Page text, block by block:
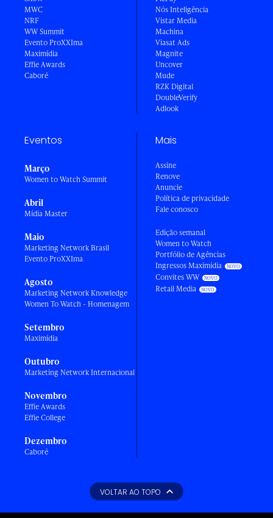
MWC
NRF
WW Summit
Evento ProXXIma
Maximídia
Effie Awards
Caboré
Nós Inteligência
Vistar Media
Machina
Viasat Ads
Magnite
Uncover
Mude
RZK Digital
DoubleVerify
Adlook
Eventos
Março
Women to Watch Summit
Abril
Mídia Master
Maio
Marketing Network Brasil
Evento ProXXIma
Agosto
Marketing Network Knowledge
Women To Watch - Homenagem
Setembro
Maximídia
Outubro
Marketing Network Internacional
Novembro
Effie Awards
Effie College
Dezembro
Caboré
Mais
Assine
Renove
Anuncie
Política de privacidade
Fale conosco
Edição semanal
Women to Watch
Portfólio de Agências
Ingressos Maximídia
Convites WW
Retail Media
VOLTAR AO TOPO